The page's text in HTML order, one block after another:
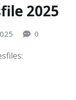
2025
0